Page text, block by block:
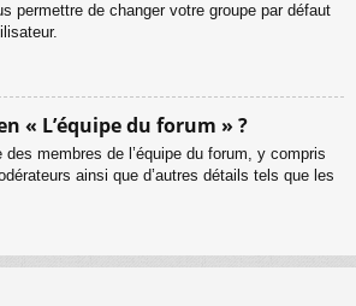
permettre de changer votre groupe par défaut
« L’équipe du forum » ?
membres de l’équipe du forum, y compris
ainsi que d’autres détails tels que les